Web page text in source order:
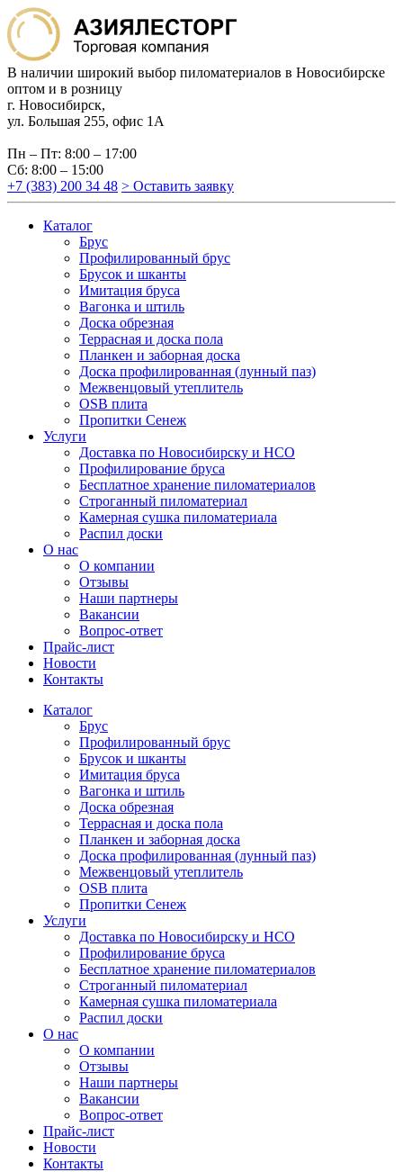
В наличии широкий выбор пиломатериалов в Новосибирске
оптом и в розницу
г. Новосибирск,
ул. Большая 255, офис 1А
Пн – Пт: 8:00 – 17:00
Сб: 8:00 – 15:00
+7 (383) 200 34 48 > Оставить заявку
Каталог
Брус
Профилированный брус
Брусок и шканты
Имитация бруса
Вагонка и штиль
Доска обрезная
Террасная и доска пола
Планкен и заборная доска
Доска профилированная (лунный паз)
Межвенцовый утеплитель
OSB плита
Пропитки Сенеж
Услуги
Доставка по Новосибирску и НСО
Профилирование бруса
Бесплатное хранение пиломатериалов
Строганный пиломатериал
Камерная сушка пиломатериала
Распил доски
О нас
О компании
Отзывы
Наши партнеры
Вакансии
Вопрос-ответ
Прайс-лист
Новости
Контакты
Каталог
Брус
Профилированный брус
Брусок и шканты
Имитация бруса
Вагонка и штиль
Доска обрезная
Террасная и доска пола
Планкен и заборная доска
Доска профилированная (лунный паз)
Межвенцовый утеплитель
OSB плита
Пропитки Сенеж
Услуги
Доставка по Новосибирску и НСО
Профилирование бруса
Бесплатное хранение пиломатериалов
Строганный пиломатериал
Камерная сушка пиломатериала
Распил доски
О нас
О компании
Отзывы
Наши партнеры
Вакансии
Вопрос-ответ
Прайс-лист
Новости
Контакты